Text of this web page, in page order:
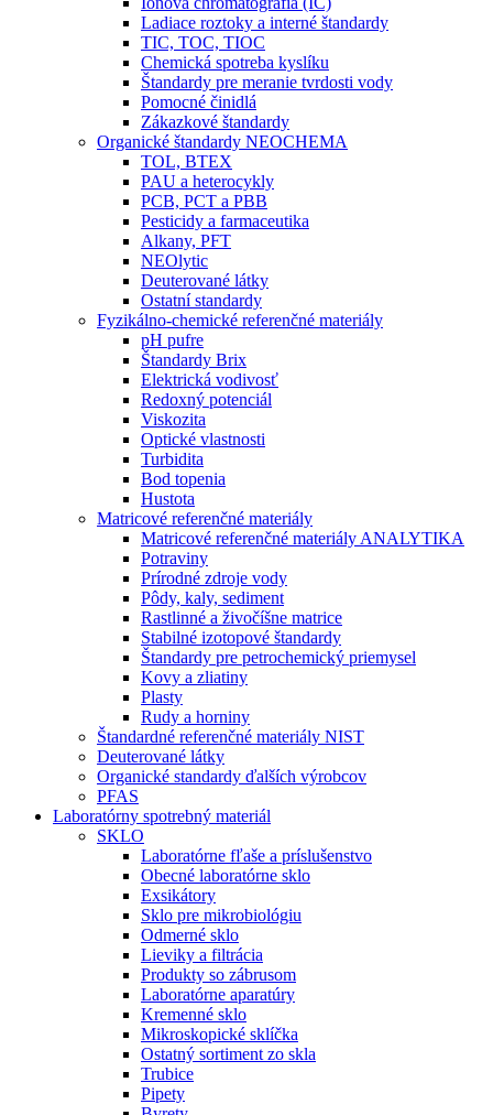
Ladiace roztoky a interné štandardy
TIC, TOC, TIOC
Chemická spotreba kyslíku
Štandardy pre meranie tvrdosti vody
Pomocné činidlá
Zákazkové štandardy
Organické štandardy NEOCHEMA
TOL, BTEX
PAU a heterocykly
PCB, PCT a PBB
Pesticidy a farmaceutika
Alkany, PFT
NEOlytic
Deuterované látky
Ostatní standardy
Fyzikálno-chemické referenčné materiály
pH pufre
Štandardy Brix
Elektrická vodivosť
Redoxný potenciál
Viskozita
Optické vlastnosti
Turbidita
Bod topenia
Hustota
Matricové referenčné materiály
Matricové referenčné materiály ANALYTIKA
Potraviny
Prírodné zdroje vody
Pôdy, kaly, sediment
Rastlinné a živočíšne matrice
Stabilné izotopové štandardy
Štandardy pre petrochemický priemysel
Kovy a zliatiny
Plasty
Rudy a horniny
Štandardné referenčné materiály NIST
Deuterované látky
Organické standardy ďalších výrobcov
PFAS
Laboratórny spotrebný materiál
SKLO
Laboratórne fľaše a príslušenstvo
Obecné laboratórne sklo
Exsikátory
Sklo pre mikrobiológiu
Odmerné sklo
Lieviky a filtrácia
Produkty so zábrusom
Laboratórne aparatúry
Kremenné sklo
Mikroskopické sklíčka
Ostatný sortiment zo skla
Trubice
Pipety